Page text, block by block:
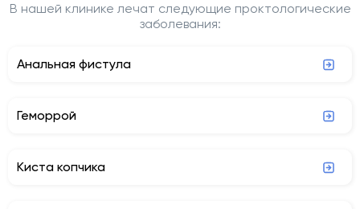
В нашей клинике лечат следующие проктологические
заболевания:
Анальная фистула
Геморрой
Киста копчика